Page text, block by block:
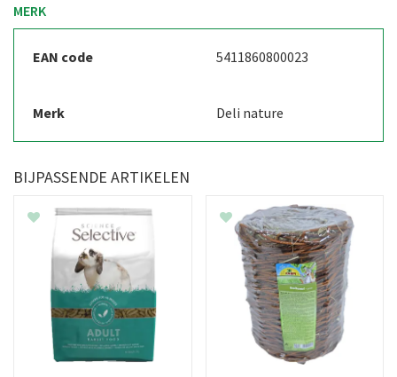
MERK
EAN code 5411860800023
Merk Deli nature
BIJPASSENDE ARTIKELEN